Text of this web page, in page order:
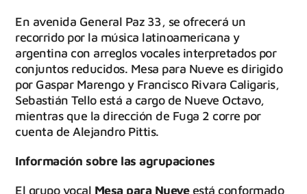
En avenida General Paz 33, se ofrecerá un
recorrido por la música latinoamericana y
argentina con arreglos vocales interpretados por
conjuntos reducidos. Mesa para Nueve es dirigido
por Gaspar Marengo y Francisco Rivara Caligaris,
Sebastián Tello está a cargo de Nueve Octavo,
mientras que la dirección de Fuga 2 corre por
cuenta de Alejandro Pittis.
Información sobre las agrupaciones
El grupo vocal Mesa para Nueveestá conformado